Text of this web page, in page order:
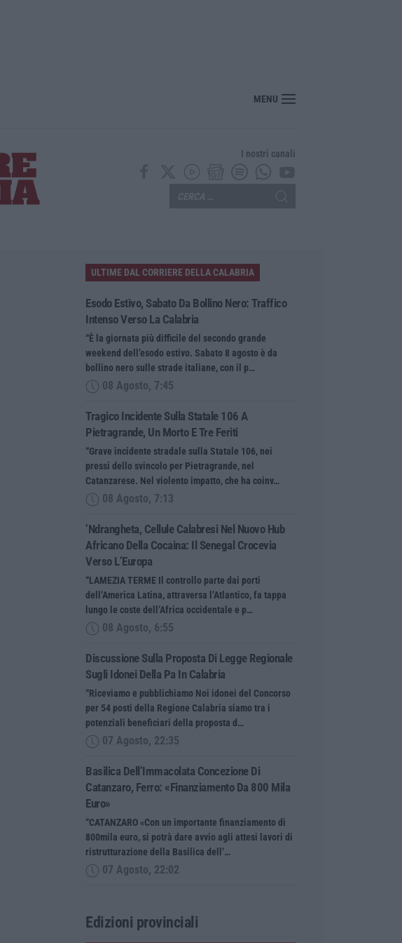
MENU
I nostri canali
ULTIME DAL CORRIERE DELLA CALABRIA
Esodo Estivo, Sabato Da Bollino Nero: Traffico
Intenso Verso La Calabria
“È la giornata più difficile del secondo grande
weekend dell’esodo estivo. Sabato 8 agosto è da
bollino nero sulle strade italiane, con il p…
08 Agosto, 7:45
Tragico Incidente Sulla Statale 106 A
Pietragrande, Un Morto E Tre Feriti
“Grave incidente stradale sulla Statale 106, nei
pressi dello svincolo per Pietragrande, nel
Catanzarese. Nel violento impatto, che ha coinv…
08 Agosto, 7:13
’Ndrangheta, Cellule Calabresi Nel Nuovo Hub
Africano Della Cocaina: Il Senegal Crocevia
Verso L’Europa
“LAMEZIA TERME Il controllo parte dai porti
dell’America Latina, attraversa l’Atlantico, fa tappa
lungo le coste dell’Africa occidentale e p…
08 Agosto, 6:55
Discussione Sulla Proposta Di Legge Regionale
Sugli Idonei Della Pa In Calabria
“Riceviamo e pubblichiamo Noi idonei del Concorso
per 54 posti della Regione Calabria siamo tra i
potenziali beneficiari della proposta d…
07 Agosto, 22:35
Basilica Dell’Immacolata Concezione Di
Catanzaro, Ferro: «finanziamento Da 800 Mila
Euro»
“CATANZARO «Con un importante finanziamento di
800mila euro, si potrà dare avvio agli attesi lavori di
ristrutturazione della Basilica dell’…
07 Agosto, 22:02
Edizioni provinciali